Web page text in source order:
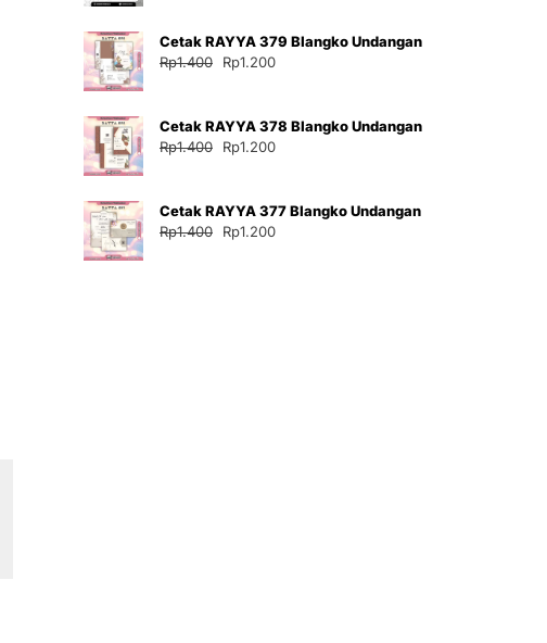
Rp35.000. adalah:
Cetak RAYYA 379 Blangko Undangan
Rp1.400
Harga
Rp1.400.
Rp1.200
adalah:
Cetak RAYYA 378 Blangko Undangan
Rp1.400
Harga
Rp1.400.
Rp1.200
adalah:
Cetak RAYYA 377 Blangko Undangan
Rp1.400
Harga
Rp1.200